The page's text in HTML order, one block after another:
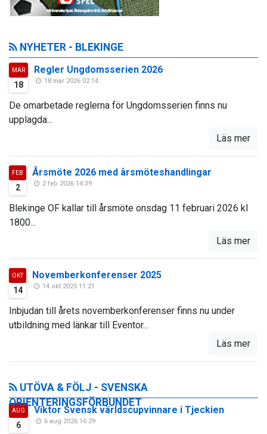
NYHETER - BLEKINGE
MAR
18
Regler Ungdomsserien 2026
18 mar 2026 02:14
De omarbetade reglerna för Ungdomsserien finns nu
upplagda...
Läs mer
FEB
2
Årsmöte 2026 med årsmöteshandlingar
2 feb 2026 14:39
Blekinge OF kallar till årsmöte onsdag 11 februari 2026 kl
1800...
Läs mer
OKT
14
Novemberkonferenser 2025
14 okt 2025 11:21
Inbjudan till årets novemberkonferenser finns nu under
utbildning med länkar till Eventor...
Läs mer
UTÖVA & FÖLJ - SVENSKA
ORIENTERINGSFÖRBUNDET
AUG
6
Viktor Svensk världscupvinnare i Tjeckien
6 aug 2026 16:29